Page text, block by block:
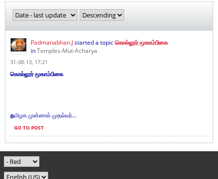
Padmanabhan.Jstarted a topicகொல்லூர் மூகாம்பிகை
inTemples-Mut-Acharya
31-08-13, 17:21
கொல்லூர் மூகாம்பிகை
தமிழக முன்னால் முதல்வர்...
GO TO POST